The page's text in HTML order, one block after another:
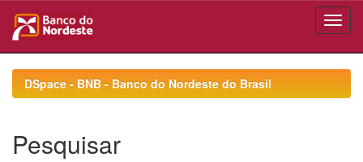
navigationDSpace - BNB - Banco do Nordeste do Brasil
Pesquisar